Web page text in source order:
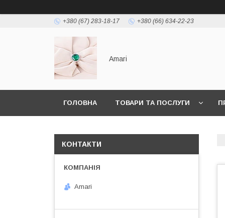
+380 (67) 283-18-17 +380 (66) 634-22-23
Amari
ГОЛОВНА ТОВАРИ ТА ПОСЛУГИ
КОНТАКТИ
Amari